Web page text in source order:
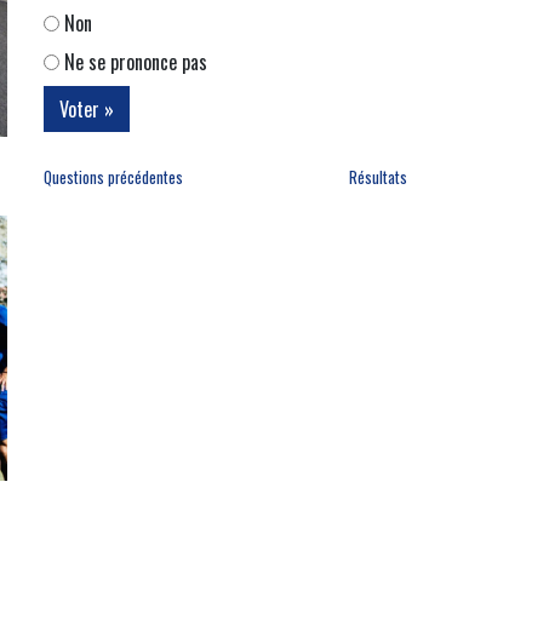
Non
Ne se prononce pas
Questions précédentes Résultats